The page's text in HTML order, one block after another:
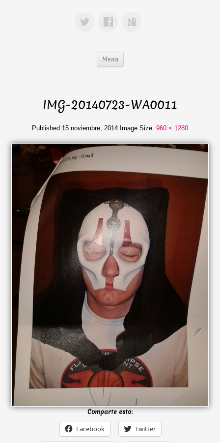
Menu
IMG-20140723-WA0011
Published 15 noviembre, 2014 Image Size: 960 × 1280
Comparte esto:
Facebook Twitter